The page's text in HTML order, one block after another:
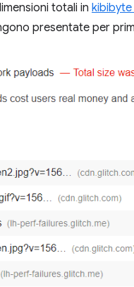
totali in kibibyte
presentate per